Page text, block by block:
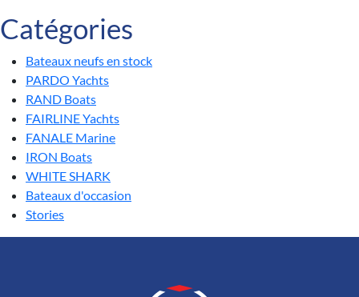
Catégories
Bateaux neufs en stock
PARDO Yachts
RAND Boats
FAIRLINE Yachts
FANALE Marine
IRON Boats
WHITE SHARK
Bateaux d'occasion
Stories